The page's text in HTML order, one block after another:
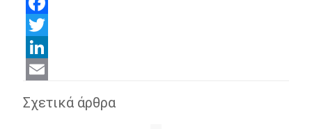
Facebook
Twitter
LinkedIn
Σχετικά άρθρα